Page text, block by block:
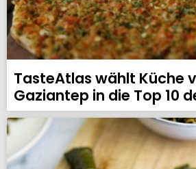
TasteAtlas wählt Küche
Gaziantep in die Top 10